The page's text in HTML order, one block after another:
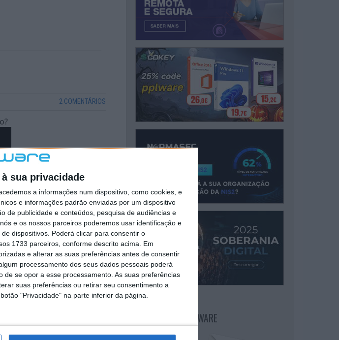
sua privacidade
a informações num dispositivo, como cookies, e
e informações padrão enviadas por um dispositivo
de publicidade e conteúdos, pesquisa de audiências e
e os nossos parceiros poderemos usar identificação e
dispositivos. Poderá clicar para consentir o
1733 parceiros, conforme descrito acima. Em
e alterar as suas preferências antes de consentir
processamento dos seus dados pessoais poderá
se opor a esse processamento. As suas preferências
suas preferências ou retirar seu consentimento a
"Privacidade" na parte inferior da página.
2 COMENTÁRIOS
NEWSLETTER PPLWARE